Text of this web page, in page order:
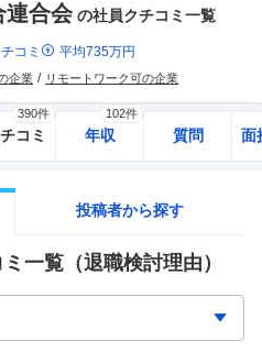
連合会 の社員クチコミ一覧
コミ 平均735万円
企業 リモートワーク可の企業
コミ
390件
年収
102件
質問 面
投稿者から探す
ミ一覧 （退職検討理由）